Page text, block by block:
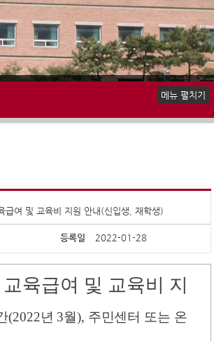
메뉴 펼치기
급여 및 교육비 지원 안내(신입생, 재학생)
등록일 2022-01-28
육급여 및 교육비 지
(2022년 3월), 주민센터 또는 온